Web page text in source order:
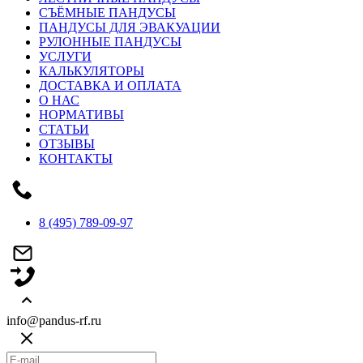
СЪЁМНЫЕ ПАНДУСЫ
ПАНДУСЫ ДЛЯ ЭВАКУАЦИИ
РУЛОННЫЕ ПАНДУСЫ
УСЛУГИ
КАЛЬКУЛЯТОРЫ
ДОСТАВКА И ОПЛАТА
О НАС
НОРМАТИВЫ
СТАТЬИ
ОТЗЫВЫ
КОНТАКТЫ
8 (495) 789-09-97
info@pandus-rf.ru